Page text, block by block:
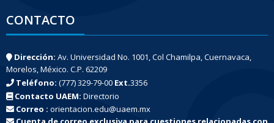
CONTACTO
Dirección: Av. Universidad No. 1001, Col Chamilpa, Cuernavaca,
Morelos, México. C.P. 62209
Teléfono: (777) 329-79-00 Ext.3356
Contacto UAEM: Directorio
Correo : orientacion.edu@uaem.mx